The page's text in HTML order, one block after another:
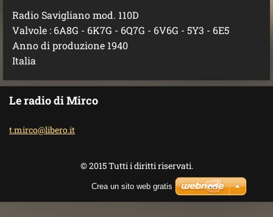
Radio Savigliano mod. 110D
Valvole : 6A8G - 6K7G - 6Q7G - 6V6G - 5Y3 - 6E5
Anno di produzione 1940
Italia
Le radio di Mirco
t.mirco@libero.it
© 2015 Tutti i diritti riservati.
Crea un sito web gratis